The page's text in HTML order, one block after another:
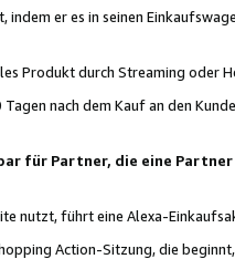
er es in seinen
Produkt durch Streaming oder
nach dem Kauf an den
für Partner, die eine
nutzt, führt eine Alexa-
Action-Sitzung, die